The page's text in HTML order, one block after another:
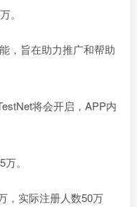
。
，旨在助力推广和帮助
将会开启，APP内
。
，实际注册人数50万